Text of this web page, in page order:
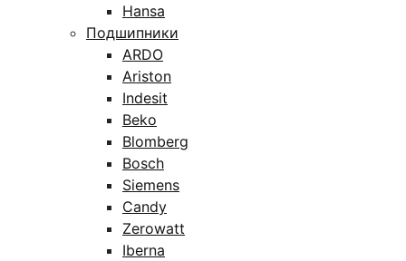
Hansa
Подшипники
ARDO
Ariston
Indesit
Beko
Blomberg
Bosch
Siemens
Candy
Zerowatt
Iberna